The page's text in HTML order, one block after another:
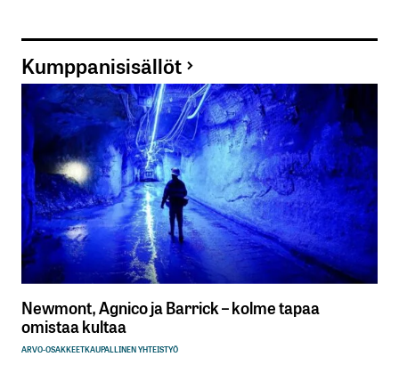
Kumppanisisällöt
Newmont, Agnico ja Barrick – kolme tapaa
omistaa kultaa
ARVO-OSAKKEETKAUPALLINEN YHTEISTYÖ